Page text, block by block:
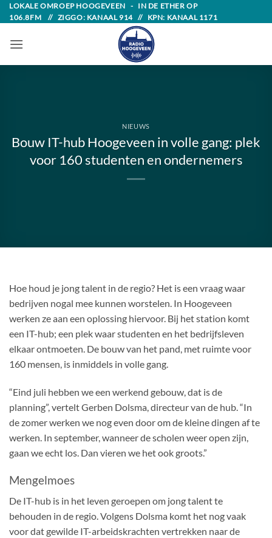
Skip
to
content
LOKALE OMROEP HOOGEVEEN - IN DE ETHER OP
106.8FM // ZIGGO: KANAAL 914 // KPN: KANAAL 1171
NIEUWS
Bouw IT-hub Hoogeveen in volle gang: plek
voor 160 studenten en ondernemers
Hoe houd je jong talent in de regio? Het is een vraag waar
bedrijven nogal mee kunnen worstelen. In Hoogeveen
werken ze aan een oplossing hiervoor. Bij het station komt
een IT-hub; een plek waar studenten en het bedrijfsleven
elkaar ontmoeten. De bouw van het pand, met ruimte voor
160 mensen, is inmiddels in volle gang.
“Eind juli hebben we een werkend gebouw, dat is de
planning”, vertelt Gerben Dolsma, directeur van de hub. “In
de zomer werken we nog even door om de kleine dingen af te
werken. In september, wanneer de scholen weer open zijn,
gaan we echt los. Dan vieren we het ook groots.”
Mengelmoes
De IT-hub is in het leven geroepen om jong talent te
behouden in de regio. Volgens Dolsma komt het nog vaak
voor dat gewilde IT-arbeidskrachten vertrekken naar de